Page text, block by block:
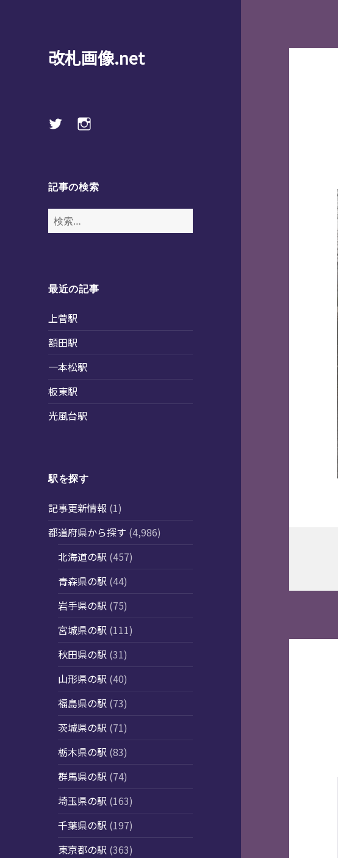
改札画像.net
Twitterinstagram
記事の検索
検
索:
最近の記事
上菅駅
額田駅
一本松駅
板東駅
光風台駅
駅を探す
記事更新情報 (1)
都道府県から探す (4,986)
北海道の駅 (457)
青森県の駅 (44)
岩手県の駅 (75)
宮城県の駅 (111)
秋田県の駅 (31)
山形県の駅 (40)
福島県の駅 (73)
茨城県の駅 (71)
栃木県の駅 (83)
群馬県の駅 (74)
埼玉県の駅 (163)
千葉県の駅 (197)
東京都の駅 (363)